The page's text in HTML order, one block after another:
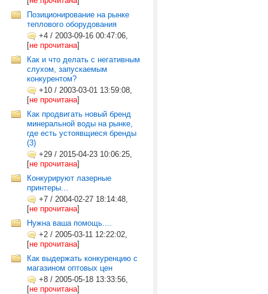
Позиционирование на рынке
теплового оборудования
+4 / 2003-09-16 00:47:06,
[не прочитана]
Как и что делать с негативным
слухом, запускаемым
конкурентом?
+10 / 2003-03-01 13:59:08,
[не прочитана]
Как продвигать новый бренд
минеральной воды на рынке,
где есть устоявщиеся бренды
(3)
+29 / 2015-04-23 10:06:25,
[не прочитана]
Конкурируют лазерные
принтеры...
+7 / 2004-02-27 18:14:48,
[не прочитана]
Нужна ваша помощь....
+2 / 2005-03-11 12:22:02,
[не прочитана]
Как выдержать конкуренцию с
магазином оптовых цен
+8 / 2005-05-18 13:33:56,
[не прочитана]